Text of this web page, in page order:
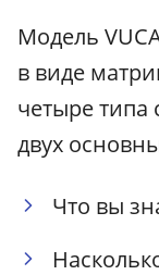
Модель
в виде
четыре типа
двух
Что вы